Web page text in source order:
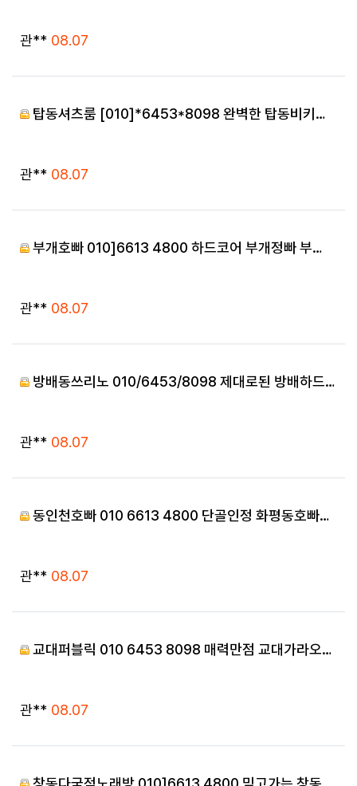
등록자
관** 등록일
08.07
탑동셔츠룸 [010]*6453*8098 완벽한 탑동비키…
등록자
관** 등록일
08.07
부개호빠 010]6613 4800 하드코어 부개정빠 부…
등록자
관** 등록일
08.07
방배동쓰리노 010/6453/8098 제대로된 방배하드…
등록자
관** 등록일
08.07
동인천호빠 010 6613 4800 단골인정 화평동호빠…
등록자
관** 등록일
08.07
교대퍼블릭 010 6453 8098 매력만점 교대가라오…
등록자
관** 등록일
08.07